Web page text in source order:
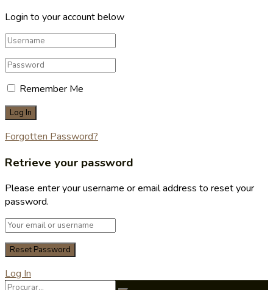
Login to your account below
Remember Me
Forgotten Password?
Retrieve your password
Please enter your username or email address to reset your
password.
Log In